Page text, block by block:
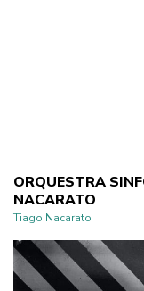
ORQUESTRA
NACARATO
Tiago Nacarato